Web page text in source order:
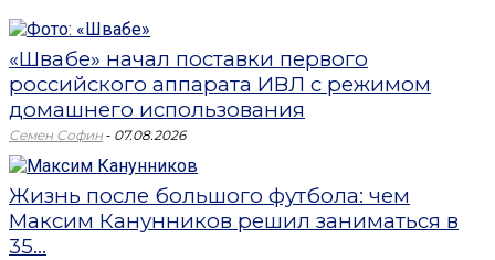
«Швабе» начал поставки первого
российского аппарата ИВЛ с режимом
домашнего использования
Семен Софин - 07.08.2026
Жизнь после большого футбола: чем
Максим Канунников решил заниматься в
35...